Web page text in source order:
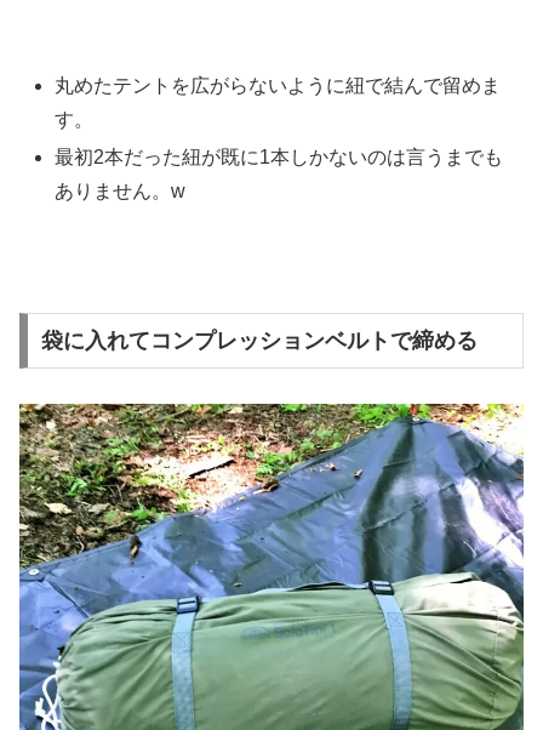
丸めたテントを広がらないように紐で結んで留めま
す。
最初2本だった紐が既に1本しかないのは言うまでも
ありません。w
袋に入れてコンプレッションベルトで締める